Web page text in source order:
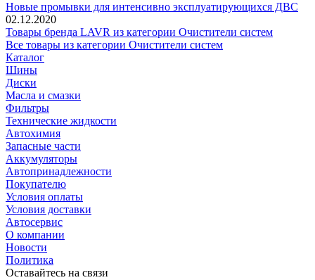
Новые промывки для интенсивно эксплуатирующихся ДВС
02.12.2020
Товары бренда LAVR из категории Очистители систем
Все товары из категории Очистители систем
Каталог
Шины
Диски
Масла и смазки
Фильтры
Технические жидкости
Автохимия
Запасные части
Аккумуляторы
Автопринадлежности
Покупателю
Условия оплаты
Условия доставки
Автосервис
О компании
Новости
Политика
Оставайтесь на связи